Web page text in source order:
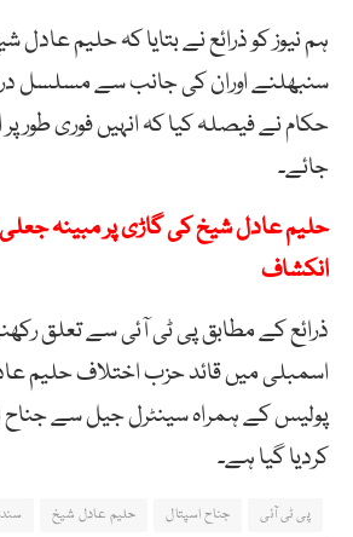
ہم نیوز کو ذرائع نے بتایا کہ حلیم
سنبھلنے اوران کی جانب سے مسلسل
حکام نے فیصلہ کیا کہ انہیں فوری طور
جائے۔
حلیم عادل شیخ کی گاڑی پر مبینہ
انکشاف
ذرائع کے مطابق پی ٹی آئی سے تعلق
اسمبلی میں قائد حزب اختلاف حلیم
پولیس کے ہمراہ سینٹرل جیل سے جناح
کردیا گیا ہے۔
پی ٹی آئی جناح اسپتال حلیم عادل شیخ